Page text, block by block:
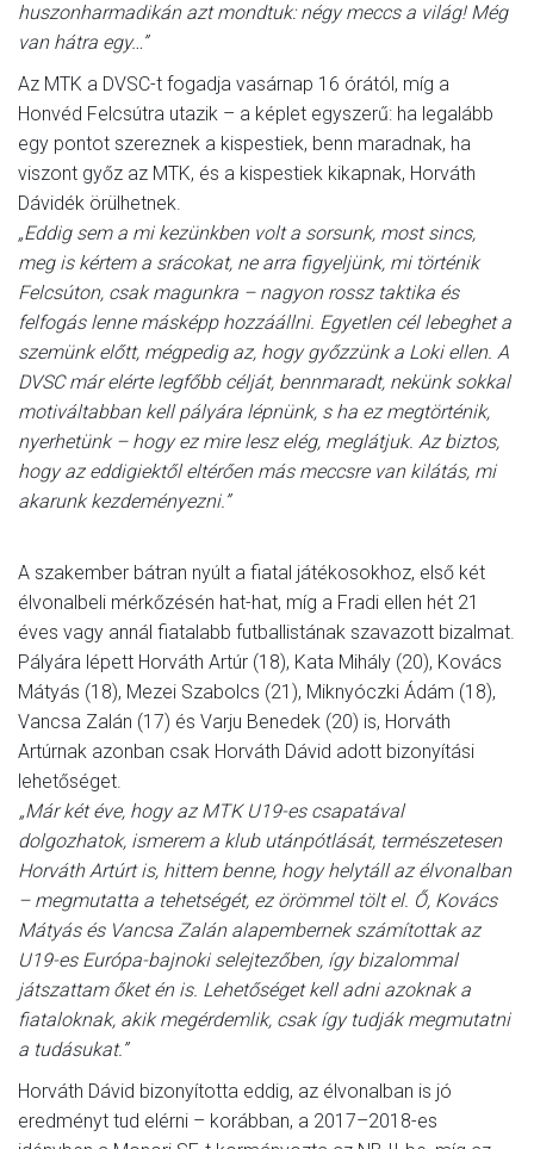
huszonharmadikán azt mondtuk: négy meccs a világ! Még
van hátra egy…”
Az MTK a DVSC-t fogadja vasárnap 16 órától, míg a
Honvéd Felcsútra utazik – a képlet egyszerű: ha legalább
egy pontot szereznek a kispestiek, benn maradnak, ha
viszont győz az MTK, és a kispestiek kikapnak, Horváth
Dávidék örülhetnek.
„Eddig sem a mi kezünkben volt a sorsunk, most sincs,
meg is kértem a srácokat, ne arra figyeljünk, mi történik
Felcsúton, csak magunkra – nagyon rossz taktika és
felfogás lenne másképp hozzáállni. Egyetlen cél lebeghet a
szemünk előtt, mégpedig az, hogy győzzünk a Loki ellen. A
DVSC már elérte legfőbb célját, bennmaradt, nekünk sokkal
motiváltabban kell pályára lépnünk, s ha ez megtörténik,
nyerhetünk – hogy ez mire lesz elég, meglátjuk. Az biztos,
hogy az eddigiektől eltérően más meccsre van kilátás, mi
akarunk kezdeményezni.”
A szakember bátran nyúlt a fiatal játékosokhoz, első két
élvonalbeli mérkőzésén hat-hat, míg a Fradi ellen hét 21
éves vagy annál fiatalabb futballistának szavazott bizalmat.
Pályára lépett Horváth Artúr (18), Kata Mihály (20), Kovács
Mátyás (18), Mezei Szabolcs (21), Miknyóczki Ádám (18),
Vancsa Zalán (17) és Varju Benedek (20) is, Horváth
Artúrnak azonban csak Horváth Dávid adott bizonyítási
lehetőséget.
„Már két éve, hogy az MTK U19-es csapatával
dolgozhatok, ismerem a klub utánpótlását, természetesen
Horváth Artúrt is, hittem benne, hogy helytáll az élvonalban
– megmutatta a tehetségét, ez örömmel tölt el. Ő, Kovács
Mátyás és Vancsa Zalán alapembernek számítottak az
U19-es Európa-bajnoki selejtezőben, így bizalommal
játszattam őket én is. Lehetőséget kell adni azoknak a
fiataloknak, akik megérdemlik, csak így tudják megmutatni
a tudásukat.”
Horváth Dávid bizonyította eddig, az élvonalban is jó
eredményt tud elérni – korábban, a 2017–2018-es